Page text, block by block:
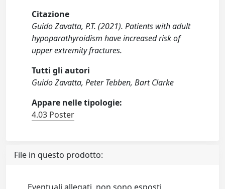
Citazione
Guido Zavatta, P.T. (2021). Patients with adult
hypoparathyroidism have increased risk of
upper extremity fractures.
Tutti gli autori
Guido Zavatta, Peter Tebben, Bart Clarke
Appare nelle tipologie:
4.03 Poster
File in questo prodotto: